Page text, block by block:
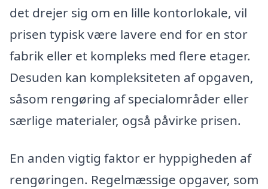
det drejer sig om en lille kontorlokale, vil
prisen typisk være lavere end for en stor
fabrik eller et kompleks med flere etager.
Desuden kan kompleksiteten af opgaven,
såsom rengøring af specialområder eller
særlige materialer, også påvirke prisen.
En anden vigtig faktor er hyppigheden af
rengøringen. Regelmæssige opgaver, som